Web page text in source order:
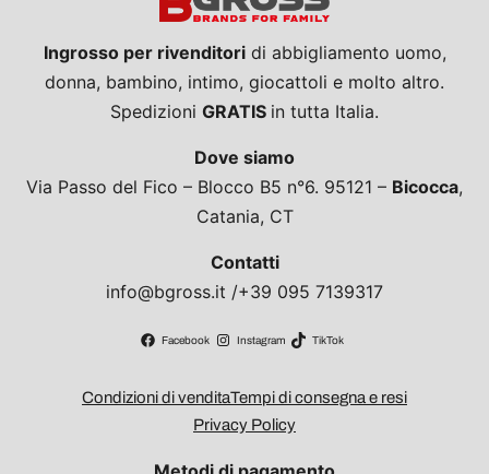
Ingrosso per rivenditoridi abbigliamento uomo,
donna, bambino, intimo, giocattoli e molto altro.
Spedizioni GRATIS in tutta Italia.
Dove siamo
Via Passo del Fico – Blocco B5 n°6. 95121 – Bicocca,
Catania, CT
Contatti
info@bgross.it /+39 095 7139317
Facebook Instagram TikTok
Condizioni di venditaTempi di consegna e resi
Privacy Policy